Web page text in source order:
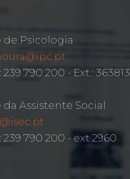
Psicologia
790 200 - Ext.: 363813
Assistente Social
239 790 200 - ext 2960